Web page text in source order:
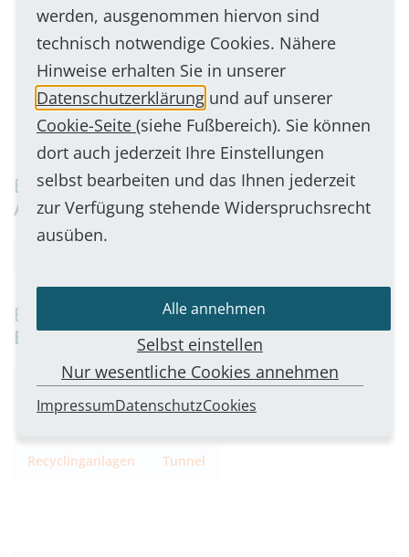
A-Verstärker: 1,5 W / 8 Ohm;
2,5 W / 4 Ohm
B-Verstärker (optional) - 25 W
Umgebungstemperatur
-20 °C bis +50 °C
Abmessungen
(B x H x T)
Gewicht
Schutzart
DK 15/T-EN54-PG
Zum Produkt
Besonders beliebt in folgenden
Anwendungen
Besonders geeignet für folgende
Einsatzorte
Außenbereiche Campus Fertigungsbereiche
Recyclinganlagen Tunnel
werden, ausgenommen hiervon sind
technisch notwendige Cookies. Nähere
Hinweise erhalten Sie in unserer
Datenschutzerklärung und auf unserer
Cookie-Seite (siehe Fußbereich). Sie können
dort auch jederzeit Ihre Einstellungen
selbst bearbeiten und das Ihnen jederzeit
zur Verfügung stehende Widerspruchsrecht
ausüben.
Alle annehmen
Selbst einstellen
Nur wesentliche Cookies annehmen
ImpressumDatenschutzCookies